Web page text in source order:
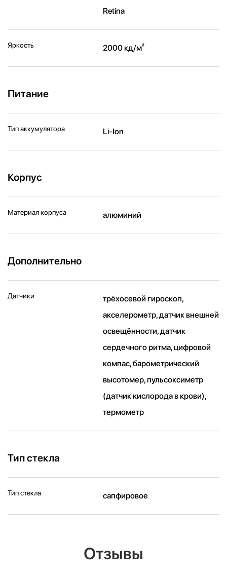
Retina
Яркость 2000 кд/ м²
Питание
Тип аккумулятора Li-Ion
Корпус
Материал корпуса алюминий
Дополнительно
Датчики
трёхосевой гироскоп,
акселерометр, датчик внешней
освещённости, датчик
сердечного ритма, цифровой
компас, барометрический
высотомер, пульсоксиметр
(датчик кислорода в крови),
термометр
Тип стекла
Тип стекла сапфировое
Отзывы